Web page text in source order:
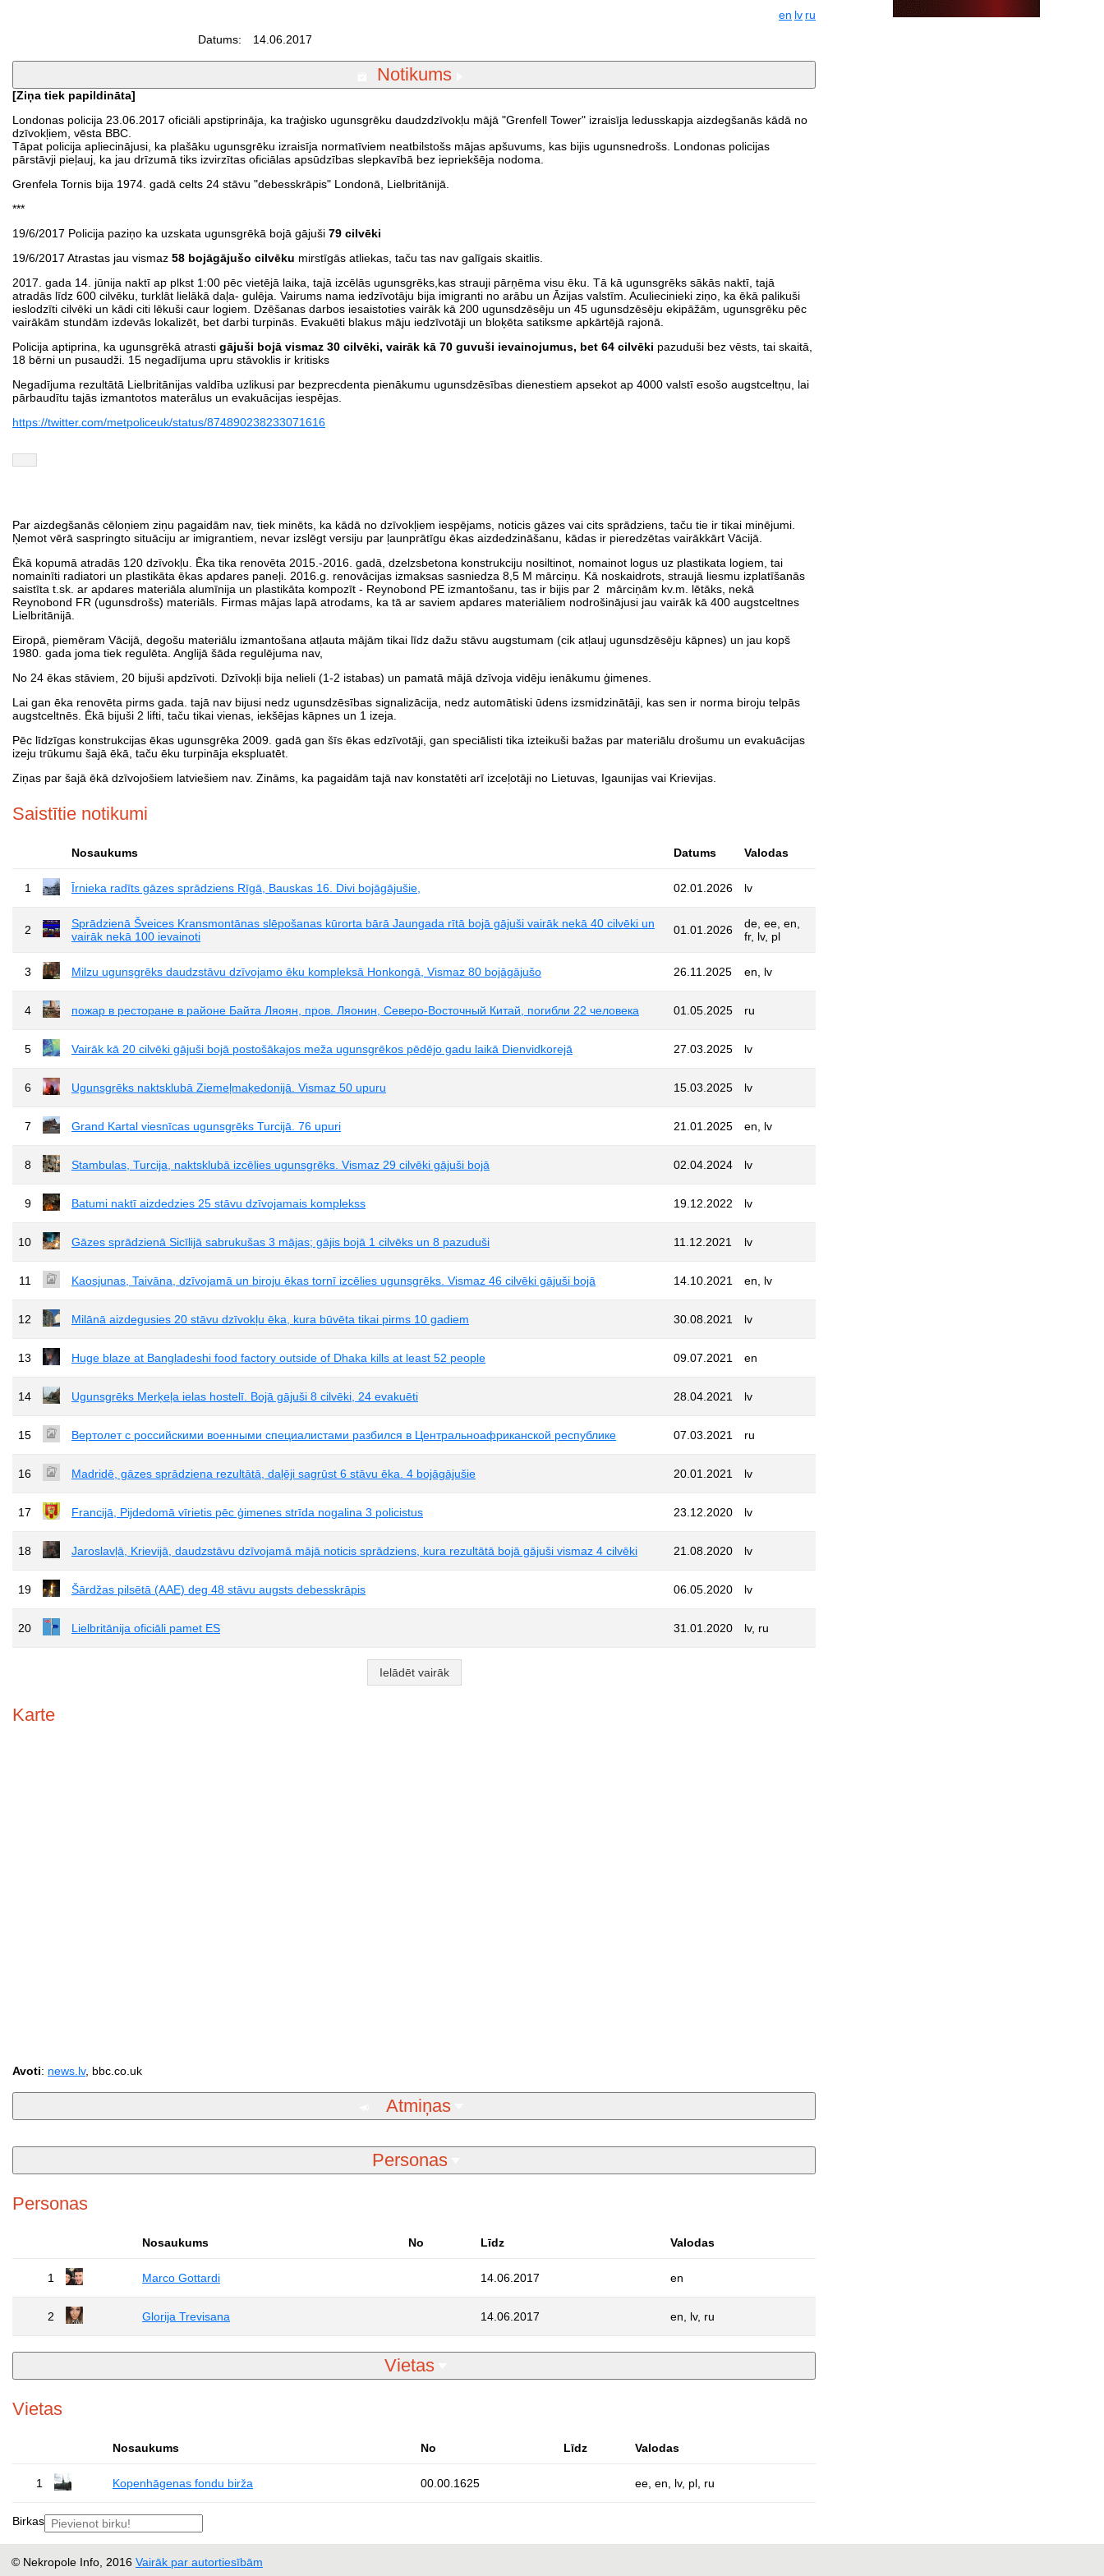
en lv ru
Datums:
14.06.2017
Notikums
[Ziņa tiek papildināta]
Londonas policija 23.06.2017 oficiāli apstiprināja, ka traģisko ugunsgrēku daudzdzīvokļu mājā "Grenfell Tower" izraisīja ledusskapja aizdegšanās kādā no
dzīvokļiem, vēsta BBC.
Tāpat policija apliecinājusi, ka plašāku ugunsgrēku izraisīja normatīviem neatbilstošs mājas apšuvums, kas bijis ugunsnedrošs. Londonas policijas
pārstāvji pieļauj, ka jau drīzumā tiks izvirzītas oficiālas apsūdzības slepkavībā bez iepriekšēja nodoma.
Grenfela Tornis bija 1974. gadā celts 24 stāvu "debesskrāpis" Londonā, Lielbritānijā.
***
19/6/2017 Policija paziņo ka uzskata ugunsgrēkā bojā gājuši 79 cilvēki
19/6/2017 Atrastas jau vismaz 58 bojāgājušo cilvēku mirstīgās atliekas, taču tas nav galīgais skaitlis.
2017. gada 14. jūnija naktī ap plkst 1:00 pēc vietējā laika, tajā izcēlās ugunsgrēks,kas strauji pārņēma visu ēku. Tā kā ugunsgrēks sākās naktī, tajā
atradās līdz 600 cilvēku, turklāt lielākā daļa- gulēja. Vairums nama iedzīvotāju bija imigranti no arābu un Āzijas valstīm. Aculiecinieki ziņo, ka ēkā palikuši
ieslodzīti cilvēki un kādi citi lēkuši caur logiem. Dzēšanas darbos iesaistoties vairāk kā 200 ugunsdzēsēju un 45 ugunsdzēsēju ekipāžām, ugunsgrēku pēc
vairākām stundām izdevās lokalizēt, bet darbi turpinās. Evakuēti blakus māju iedzīvotāji un bloķēta satiksme apkārtējā rajonā.
Policija aptiprina, ka ugunsgrēkā atrasti gājuši bojā vismaz 30 cilvēki, vairāk kā 70 guvuši ievainojumus, bet 64 cilvēki pazuduši bez vēsts, tai skaitā,
18 bērni un pusaudži. 15 negadījuma upru stāvoklis ir kritisks
Negadījuma rezultātā Lielbritānijas valdība uzlikusi par bezprecdenta pienākumu ugunsdzēsības dienestiem apsekot ap 4000 valstī esošo augstceltņu, lai
pārbaudītu tajās izmantotos materālus un evakuācijas iespējas.
https://twitter.com/metpoliceuk/status/874890238233071616
Par aizdegšanās cēloņiem ziņu pagaidām nav, tiek minēts, ka kādā no dzīvokļiem iespējams, noticis gāzes vai cits sprādziens, taču tie ir tikai minējumi.
Ņemot vērā saspringto situāciju ar imigrantiem, nevar izslēgt versiju par ļaunprātīgu ēkas aizdedzināšanu, kādas ir pieredzētas vairākkārt Vācijā.
Ēkā kopumā atradās 120 dzīvokļu. Ēka tika renovēta 2015.-2016. gadā, dzelzsbetona konstrukciju nosiltinot, nomainot logus uz plastikata logiem, tai
nomainīti radiatori un plastikāta ēkas apdares paneļi. 2016.g. renovācijas izmaksas sasniedza 8,5 M mārciņu. Kā noskaidrots, straujā liesmu izplatīšanās
saistīta t.sk. ar apdares materiāla alumīnija un plastikāta kompozīt - Reynobond PE izmantošanu, tas ir bijis par 2 mārciņām kv.m. lētāks, nekā
Reynobond FR (ugunsdrošs) materiāls. Firmas mājas lapā atrodams, ka tā ar saviem apdares materiāliem nodrošinājusi jau vairāk kā 400 augstceltnes
Lielbritānijā.
Eiropā, piemēram Vācijā, degošu materiālu izmantošana atļauta mājām tikai līdz dažu stāvu augstumam (cik atļauj ugunsdzēsēju kāpnes) un jau kopš
1980. gada joma tiek regulēta. Anglijā šāda regulējuma nav,
No 24 ēkas stāviem, 20 bijuši apdzīvoti. Dzīvokļi bija nelieli (1-2 istabas) un pamatā mājā dzīvoja vidēju ienākumu ģimenes.
Lai gan ēka renovēta pirms gada. tajā nav bijusi nedz ugunsdzēsības signalizācija, nedz automātiski ūdens izsmidzinātāji, kas sen ir norma biroju telpās
augstceltnēs. Ēkā bijuši 2 lifti, taču tikai vienas, iekšējas kāpnes un 1 izeja.
Pēc līdzīgas konstrukcijas ēkas ugunsgrēka 2009. gadā gan šīs ēkas edzīvotāji, gan speciālisti tika izteikuši bažas par materiālu drošumu un evakuācijas
izeju trūkumu šajā ēkā, taču ēku turpināja ekspluatēt.
Ziņas par šajā ēkā dzīvojošiem latviešiem nav. Zināms, ka pagaidām tajā nav konstatēti arī izceļotāji no Lietuvas, Igaunijas vai Krievijas.
Saistītie notikumi
Nosaukums Datums Valodas
1 Īrnieka radīts gāzes sprādziens Rīgā, Bauskas 16. Divi bojāgājušie, 02.01.2026 lv
2
Sprādzienā Šveices Kransmontānas slēpošanas kūrorta bārā Jaungada rītā bojā gājuši vairāk nekā 40 cilvēki un
vairāk nekā 100 ievainoti
01.01.2026
de, ee, en,
fr, lv, pl
3 Milzu ugunsgrēks daudzstāvu dzīvojamo ēku kompleksā Honkongā, Vismaz 80 bojāgājušo 26.11.2025 en, lv
4 пожар в ресторане в районе Байта Ляоян, пров. Ляонин, Северо-Восточный Китай, погибли 22 человека 01.05.2025 ru
5 Vairāk kā 20 cilvēki gājuši bojā postošākajos meža ugunsgrēkos pēdējo gadu laikā Dienvidkorejā 27.03.2025 lv
6 Ugunsgrēks naktsklubā Ziemeļmaķedonijā. Vismaz 50 upuru 15.03.2025 lv
7 Grand Kartal viesnīcas ugunsgrēks Turcijā. 76 upuri 21.01.2025 en, lv
8 Stambulas, Turcija, naktsklubā izcēlies ugunsgrēks. Vismaz 29 cilvēki gājuši bojā 02.04.2024 lv
9 Batumi naktī aizdedzies 25 stāvu dzīvojamais komplekss 19.12.2022 lv
10 Gāzes sprādzienā Sicīlijā sabrukušas 3 mājas; gājis bojā 1 cilvēks un 8 pazuduši 11.12.2021 lv
11 Kaosjunas, Taivāna, dzīvojamā un biroju ēkas tornī izcēlies ugunsgrēks. Vismaz 46 cilvēki gājuši bojā 14.10.2021 en, lv
12 Milānā aizdegusies 20 stāvu dzīvokļu ēka, kura būvēta tikai pirms 10 gadiem 30.08.2021 lv
13 Huge blaze at Bangladeshi food factory outside of Dhaka kills at least 52 people 09.07.2021 en
14 Ugunsgrēks Merķeļa ielas hostelī. Bojā gājuši 8 cilvēki, 24 evakuēti 28.04.2021 lv
15 Вертолет с российскими военными специалистами разбился в Центральноафриканской республике 07.03.2021 ru
16 Madridē, gāzes sprādziena rezultātā, daļēji sagrūst 6 stāvu ēka. 4 bojāgājušie 20.01.2021 lv
17 Francijā, Pijdedomā vīrietis pēc ģimenes strīda nogalina 3 policistus 23.12.2020 lv
18 Jaroslavļā, Krievijā, daudzstāvu dzīvojamā mājā noticis sprādziens, kura rezultātā bojā gājuši vismaz 4 cilvēki 21.08.2020 lv
19 Šārdžas pilsētā (AAE) deg 48 stāvu augsts debesskrāpis 06.05.2020 lv
20 Lielbritānija oficiāli pamet ES 31.01.2020 lv, ru
Ielādēt vairāk
Karte
Avoti: news.lv, bbc.co.uk
Atmiņas
Personas
Personas
Nosaukums No Līdz Valodas
1 Marco Gottardi 14.06.2017 en
2 Glorija Trevisana 14.06.2017 en, lv, ru
Vietas
Vietas
Nosaukums No Līdz Valodas
1 Kopenhāgenas fondu birža 00.00.1625 ee, en, lv, pl, ru
Birkas
© Nekropole Info, 2016 Vairāk par autortiesībām